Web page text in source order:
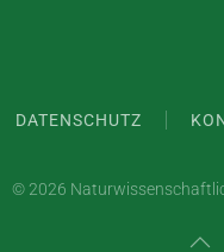
DATENSCHUTZ
©2026